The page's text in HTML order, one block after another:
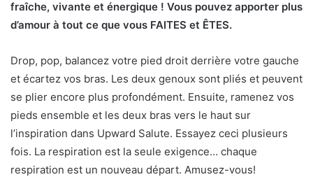
fraîche, vivante et énergique ! Vous pouvez apporter plus
d’amour à tout ce que vous FAITES et ÊTES.
Drop, pop, balancez votre pied droit derrière votre gauche
et écartez vos bras. Les deux genoux sont pliés et peuvent
se plier encore plus profondément. Ensuite, ramenez vos
pieds ensemble et les deux bras vers le haut sur
l’inspiration dans Upward Salute. Essayez ceci plusieurs
fois. La respiration est la seule exigence… chaque
respiration est un nouveau départ. Amusez-vous!